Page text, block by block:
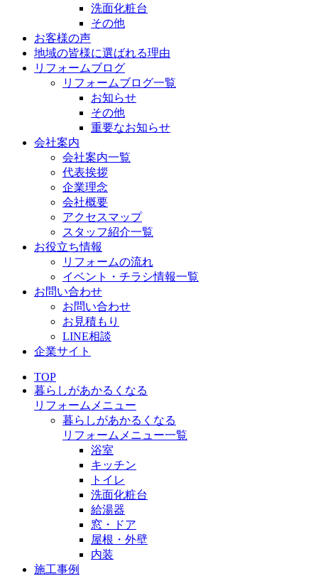
洗面化粧台
その他
お客様の声
地域の皆様に選ばれる理由
リフォームブログ
リフォームブログ一覧
お知らせ
その他
重要なお知らせ
会社案内
会社案内一覧
代表挨拶
企業理念
会社概要
アクセスマップ
スタッフ紹介一覧
お役立ち情報
リフォームの流れ
イベント・チラシ情報一覧
お問い合わせ
お問い合わせ
お見積もり
LINE相談
企業サイト
TOP
暮らしがあかるくなる
リフォームメニュー
暮らしがあかるくなる
リフォームメニュー一覧
浴室
キッチン
トイレ
洗面化粧台
給湯器
窓・ドア
屋根・外壁
内装
施工事例